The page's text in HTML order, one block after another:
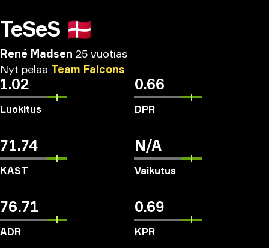
TeSeS 🇩🇰
René Madsen 25 vuotias
Nyt pelaa Team Falcons
1.02
Luokitus
0.66
DPR
71.74
KAST
N/A
Vaikutus
76.71
ADR
0.69
KPR